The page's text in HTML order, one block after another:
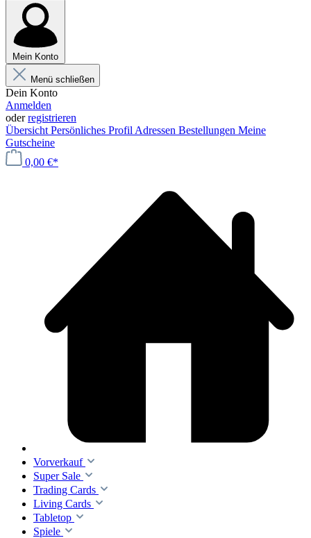
Mein Konto
Menü schließen
Dein Konto
Anmelden
oderregistrieren
Übersicht Persönliches Profil Adressen Bestellungen Meine
Gutscheine
0,00 €*
Vorverkauf
Super Sale
Trading Cards
Living Cards
Tabletop
Spiele